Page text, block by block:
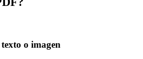
o imagen